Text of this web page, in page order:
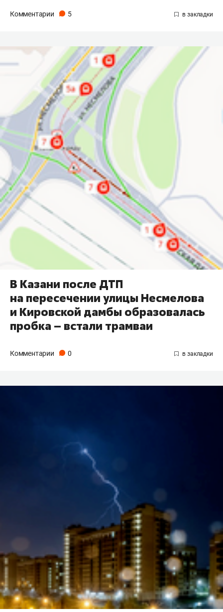
Комментарии 5
В Казани после ДТП
на пересечении улицы Несмелова
и Кировской дамбы образовалась
пробка – встали трамваи
Комментарии 0